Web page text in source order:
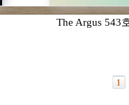
The Argus 543
1